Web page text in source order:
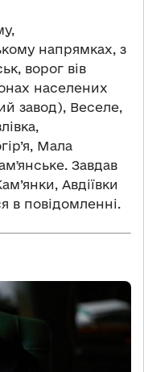
напрямках, з
ворог вів
населених
завод), Веселе,
Мала
Завдав
Авдіївки
в повідомленні.